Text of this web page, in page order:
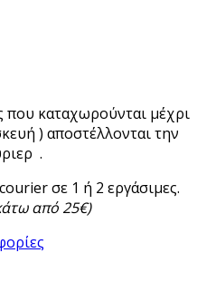
που καταχωρούνται μέχρι
) αποστέλλονται την
.
σε 1 ή 2 εργάσιμες.
από 25€)